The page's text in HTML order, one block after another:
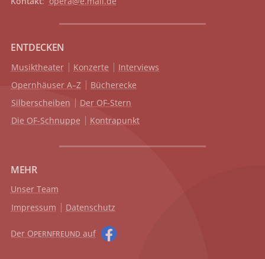
ENTDECKEN
Musiktheater Konzerte
Interviews
Opernhäuser A–Z
Bücherecke
Silberscheiben
Der OF-Stern
Die OF-Schnuppe
Kontrapunkt
MEHR
Unser Team
Impressum
Datenschutz
Der OPERNFREUND auf